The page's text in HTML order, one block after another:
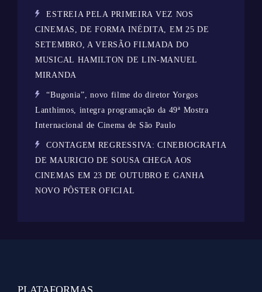
ESTREIA PELA PRIMEIRA VEZ NOS
CINEMAS, DE FORMA INÉDITA, EM 25 DE
SETEMBRO, A VERSÃO FILMADA DO
MUSICAL HAMILTON DE LIN-MANUEL
MIRANDA
“Bugonia”, novo filme do diretor Yorgos
Lanthimos, integra programação da 49ª Mostra
Internacional de Cinema de São Paulo
CONTAGEM REGRESSIVA: CINEBIOGRAFIA
DE MAURICIO DE SOUSA CHEGA AOS
CINEMAS EM 23 DE OUTUBRO E GANHA
NOVO PÔSTER OFICIAL